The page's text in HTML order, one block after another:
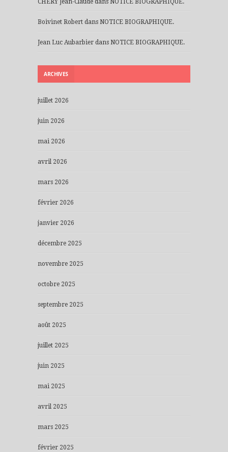
CHERY Jean-Claude dans NOTICE BIOGRAPHIQUE.
Boivinet Robert dans NOTICE BIOGRAPHIQUE.
Jean Luc Aubarbier dans NOTICE BIOGRAPHIQUE.
ARCHIVES
juillet 2026
juin 2026
mai 2026
avril 2026
mars 2026
février 2026
janvier 2026
décembre 2025
novembre 2025
octobre 2025
septembre 2025
août 2025
juillet 2025
juin 2025
mai 2025
avril 2025
mars 2025
février 2025